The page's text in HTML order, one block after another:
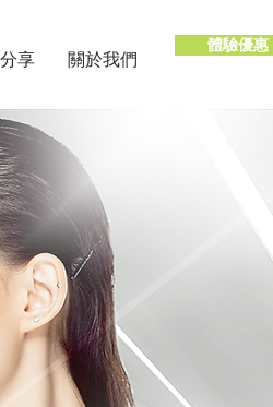
享 關於我們
體驗優惠